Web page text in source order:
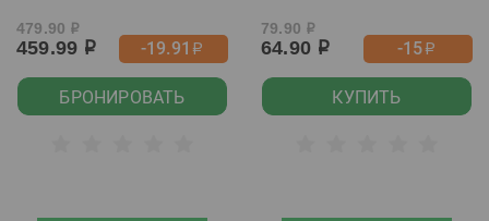
479.90 р
459.99 р -19.91 р
БРОНИРОВАТЬ
79.90 р
64.90 р -15р
КУПИТЬ